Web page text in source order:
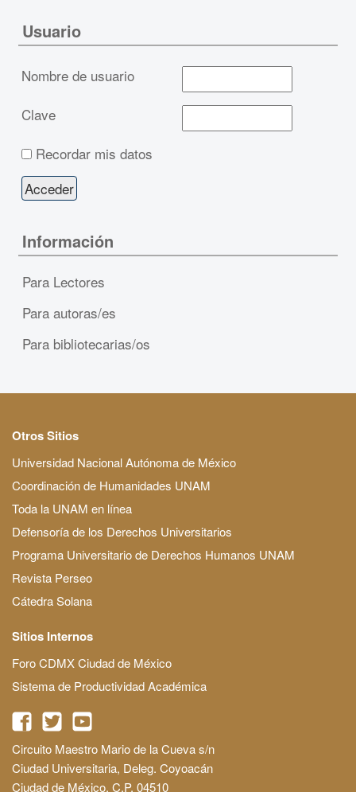
Usuario
Nombre de usuario
Clave
Recordar mis datos
Información
Para Lectores
Para autoras/es
Para bibliotecarias/os
Otros Sitios
Universidad Nacional Autónoma de México
Coordinación de Humanidades UNAM
Toda la UNAM en línea
Defensoría de los Derechos Universitarios
Programa Universitario de Derechos Humanos UNAM
Revista Perseo
Cátedra Solana
Sitios Internos
Foro CDMX Ciudad de México
Sistema de Productividad Académica
Circuito Maestro Mario de la Cueva s/n
Ciudad Universitaria, Deleg. Coyoacán
Ciudad de México, C.P. 04510